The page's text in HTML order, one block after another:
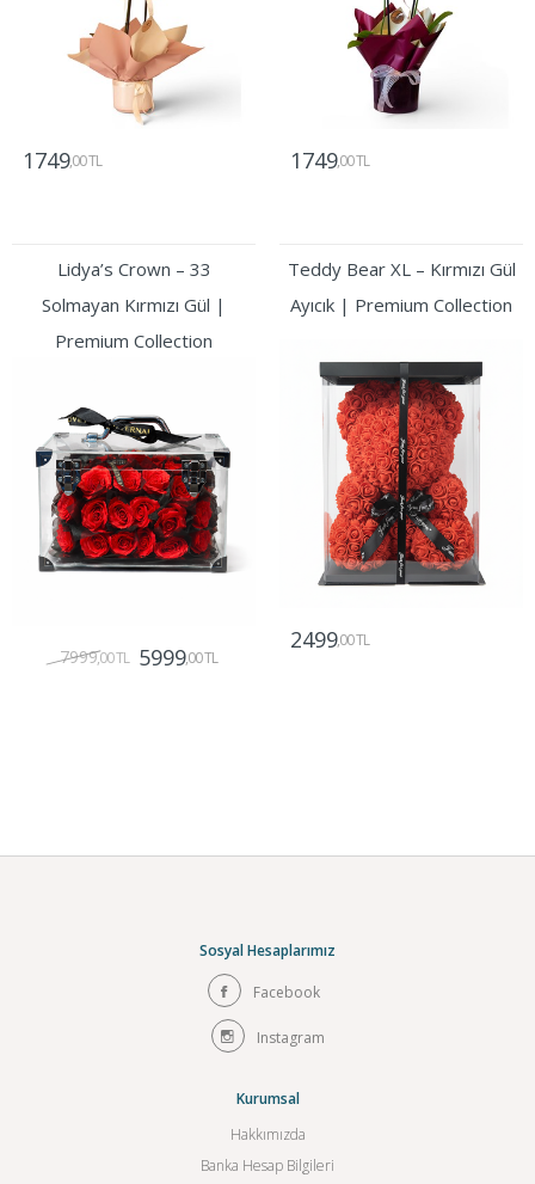
1749,00 TL 1749,00 TL
Lidya’s Crown – 33
Solmayan Kırmızı Gül |
Premium Collection
7999,00 TL 5999,00 TL
Teddy Bear XL – Kırmızı Gül
Ayıcık | Premium Collection
2499,00 TL
Sosyal Hesaplarımız
Facebook
Instagram
Kurumsal
Hakkımızda
Banka Hesap Bilgileri